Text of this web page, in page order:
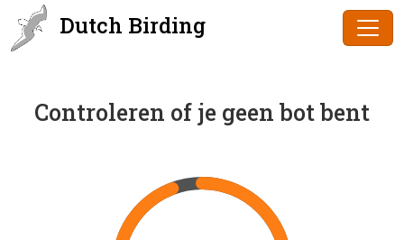
Dutch Birding
Controleren of je geen bot bent